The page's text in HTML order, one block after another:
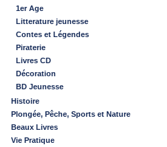
1er Age
Litterature jeunesse
Contes et Légendes
Piraterie
Livres CD
Décoration
BD Jeunesse
Histoire
Plongée, Pêche, Sports et Nature
Beaux Livres
Vie Pratique